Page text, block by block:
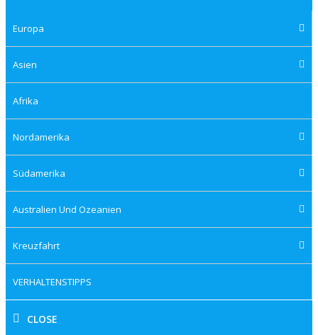
Europa
Asien
Afrika
Nordamerika
Südamerika
Australien Und Ozeanien
Kreuzfahrt
VERHALTENSTIPPS
CLOSE